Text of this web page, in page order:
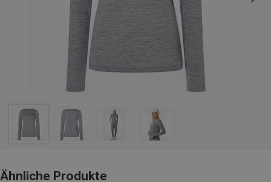
Ähnliche Produkte